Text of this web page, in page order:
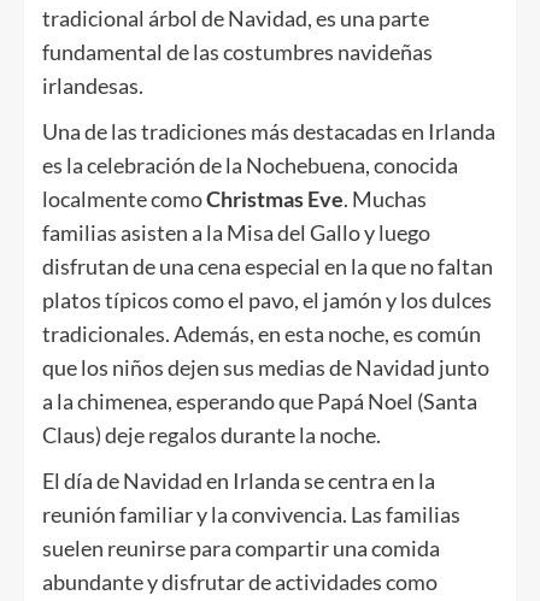
tradicional árbol de Navidad, es una parte
fundamental de las costumbres navideñas
irlandesas.
Una de las tradiciones más destacadas en Irlanda
es la celebración de la Nochebuena, conocida
localmente comoChristmas Eve. Muchas
familias asisten a la Misa del Gallo y luego
disfrutan de una cena especial en la que no faltan
platos típicos como el pavo, el jamón y los dulces
tradicionales. Además, en esta noche, es común
que los niños dejen sus medias de Navidad junto
a la chimenea, esperando que Papá Noel (Santa
Claus) deje regalos durante la noche.
El día de Navidad en Irlanda se centra en la
reunión familiar y la convivencia. Las familias
suelen reunirse para compartir una comida
abundante y disfrutar de actividades como